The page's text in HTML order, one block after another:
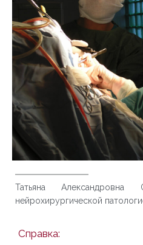
Татьяна
нейрохирургической
Справка: